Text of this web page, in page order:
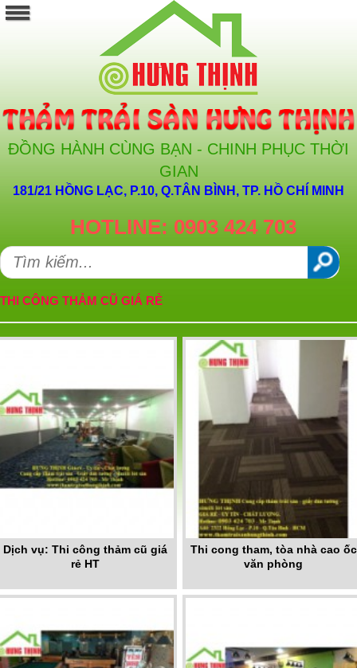
ĐỒNG HÀNH CÙNG BẠN - CHINH PHỤC THỜI
GIAN
181/21 HỒNG LẠC, P.10, Q.TÂN BÌNH, TP. HỒ CHÍ MINH
HOTLINE: 0903 424 703
THI CÔNG THẢM CŨ GIÁ RẺ
Dịch vụ: Thi công thảm cũ giá
rẻ HT
Thi cong tham, tòa nhà cao ốc
văn phòng